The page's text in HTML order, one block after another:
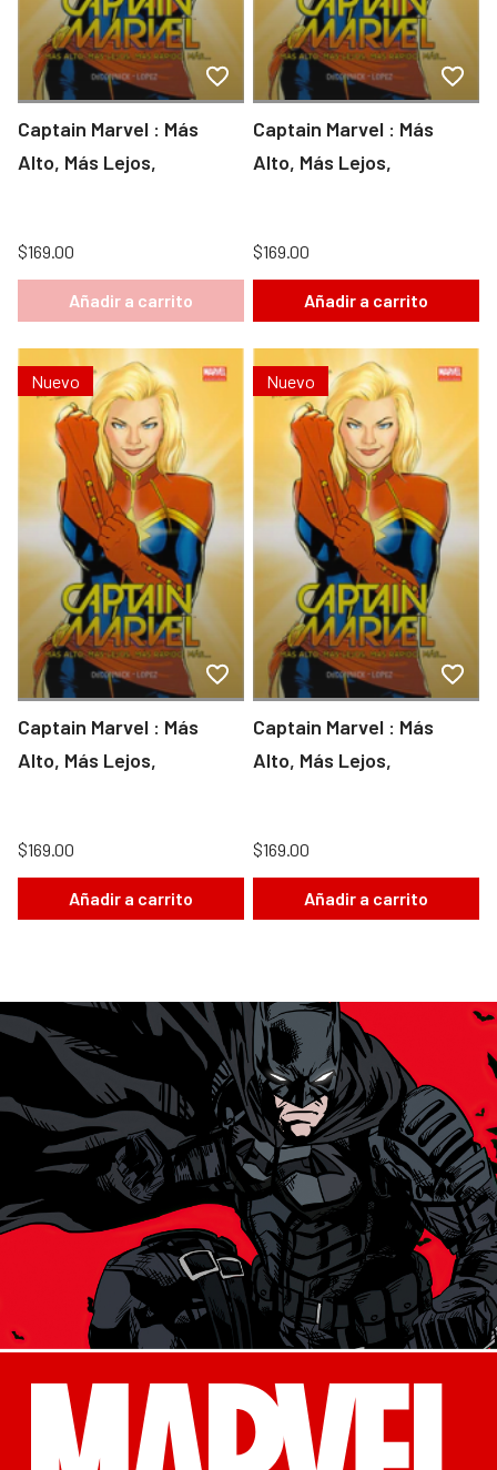
Captain Marvel : Más
Alto, Más Lejos,
$169.00
Añadir a carrito
Captain Marvel : Más
Alto, Más Lejos,
$169.00
Añadir a carrito
Nuevo
Captain Marvel : Más
Alto, Más Lejos,
$169.00
Añadir a carrito
Nuevo
Captain Marvel : Más
Alto, Más Lejos,
$169.00
Añadir a carrito